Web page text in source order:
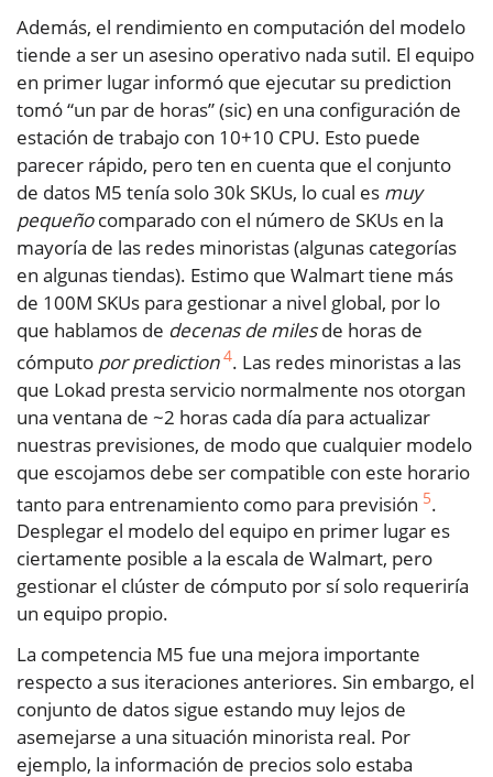
Además, el rendimiento en computación del modelo
tiende a ser un asesino operativo nada sutil. El equipo
en primer lugar informó que ejecutar su prediction
tomó “un par de horas” (sic) en una configuración de
estación de trabajo con 10+10 CPU. Esto puede
parecer rápido, pero ten en cuenta que el conjunto
de datos M5 tenía solo 30k SKUs, lo cual es muy
pequeñocomparado con el número de SKUs en la
mayoría de las redes minoristas (algunas categorías
en algunas tiendas). Estimo que Walmart tiene más
de 100M SKUs para gestionar a nivel global, por lo
que hablamos de decenas de milesde horas de
cómputo por prediction 4. Las redes minoristas a las
que Lokad presta servicio normalmente nos otorgan
una ventana de ~2 horas cada día para actualizar
nuestras previsiones, de modo que cualquier modelo
que escojamos debe ser compatible con este horario
tanto para entrenamiento como para previsión 5.
Desplegar el modelo del equipo en primer lugar es
ciertamente posible a la escala de Walmart, pero
gestionar el clúster de cómputo por sí solo requeriría
un equipo propio.
La competencia M5 fue una mejora importante
respecto a sus iteraciones anteriores. Sin embargo, el
conjunto de datos sigue estando muy lejos de
asemejarse a una situación minorista real. Por
ejemplo, la información de precios solo estaba